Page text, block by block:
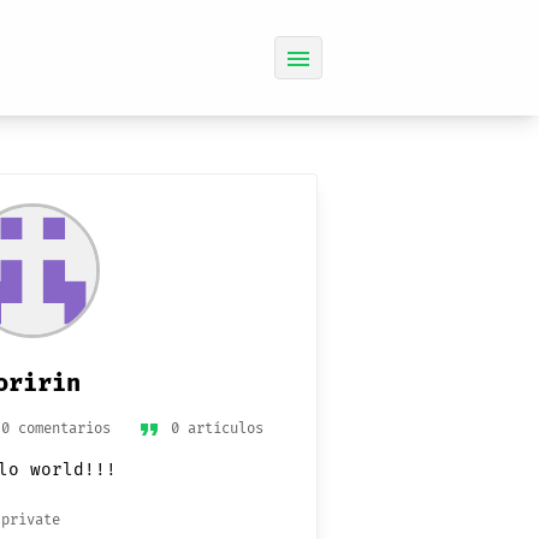
menu
0 comentarios format_quote 0 artículos
world!!!
private